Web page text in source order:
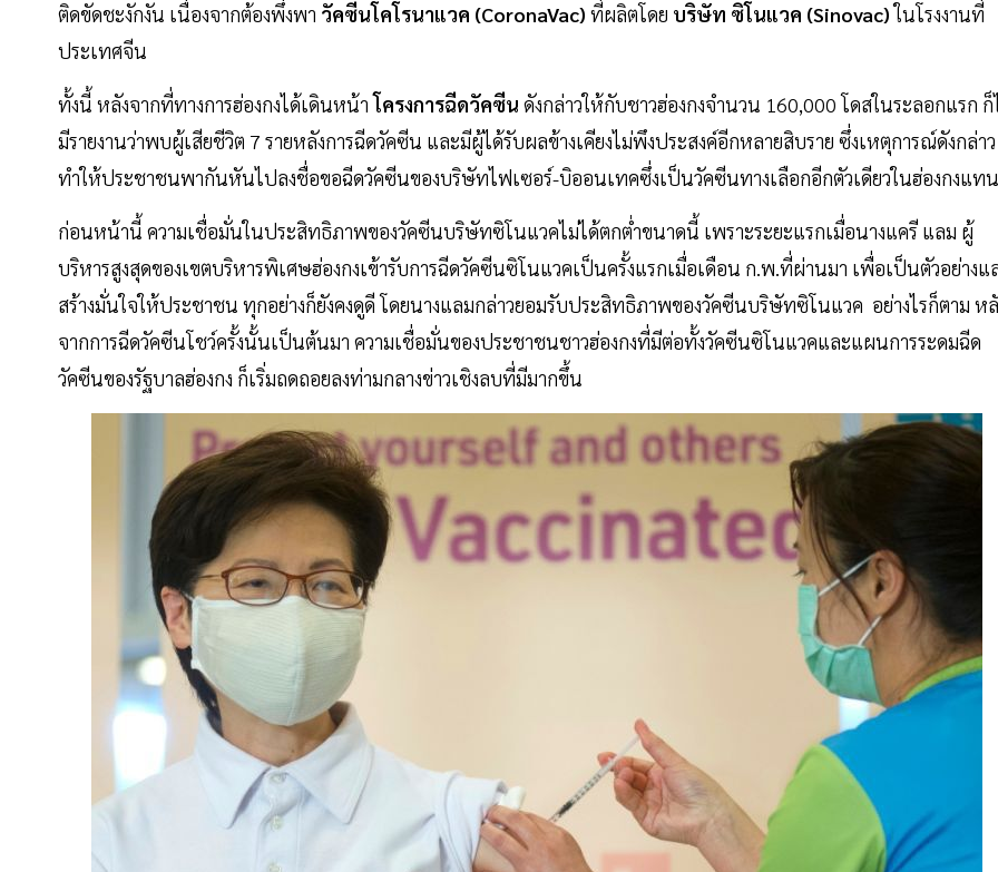
ติดขัดชะงักงัน เนื่องจากต้องพึ่งพา วัคซีนโคโรนาแวค (CoronaVac) ที่ผลิตโดย บริษัท ซิโนแวค (Sinovac)ในโรงงานที่
ประเทศจีน
ทั้งนี้ หลังจากที่ทางการฮ่องกงได้เดินหน้าโครงการฉีดวัคซีน ดังกล่าวให้กับชาวฮ่องกงจำนวน 160,000 โดสในระลอกแรก ก็
มีรายงานว่าพบผู้เสียชีวิต 7 รายหลังการฉีดวัคซีน และมีผู้ได้รับผลข้างเคียงไม่พึงประสงค์อีกหลายสิบราย ซึ่งเหตุการณ์ดังกล่าว
ทำให้ประชาชนพากันหันไปลงชื่อขอฉีดวัคซีนของบริษัทไฟเซอร์-บิออนเทคซึ่งเป็นวัคซีนทางเลือกอีกตัวเดียวในฮ่องกงแทน
ก่อนหน้านี้ ความเชื่อมั่นในประสิทธิภาพของวัคซีนบริษัทซิโนแวคไม่ได้ตกต่ำขนาดนี้ เพราะระยะแรกเมื่อนางแครี แลม ผู้
บริหารสูงสุดของเขตบริหารพิเศษฮ่องกงเข้ารับการฉีดวัคซีนซิโนแวคเป็นครั้งแรกเมื่อเดือน ก.พ.ที่ผ่านมา เพื่อเป็นตัวอย่างแ
สร้างมั่นใจให้ประชาชน ทุกอย่างก็ยังคงดูดี โดยนางแลมกล่าวยอมรับประสิทธิภาพของวัคซีนบริษัทซิโนแวค อย่างไรก็ตาม ห
จากการฉีดวัคซีนโชว์ครั้งนั้นเป็นต้นมา ความเชื่อมั่นของประชาชนชาวฮ่องกงที่มีต่อทั้งวัคซีนซิโนแวคและแผนการระดมฉีด
วัคซีนของรัฐบาลฮ่องกง ก็เริ่มถดถอยลงท่ามกลางข่าวเชิงลบที่มีมากขึ้น